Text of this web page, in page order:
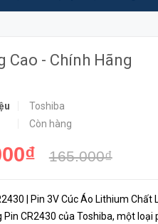
Cao - Chính Hãng
Toshiba
Còn hàng
165.000₫
| Pin 3V Cúc Áo Lithium Chất
Pin CR2430 của Toshiba, một loại